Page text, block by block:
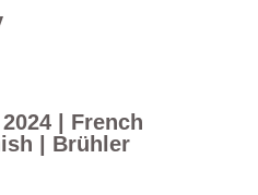
| French
| Brühler